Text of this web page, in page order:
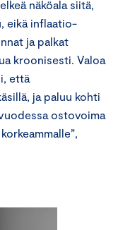
näköala siitä,
eikä inflaatio-
ja palkat
kroonisesti. Valoa
että
ja paluu kohti
ostovoima